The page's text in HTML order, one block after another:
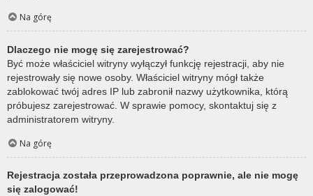
Na górę
Dlaczego nie mogę się zarejestrować?
Być może właściciel witryny wyłączył funkcję rejestracji, aby nie
rejestrowały się nowe osoby. Właściciel witryny mógł także
zablokować twój adres IP lub zabronił nazwy użytkownika, którą
próbujesz zarejestrować. W sprawie pomocy, skontaktuj się z
administratorem witryny.
Na górę
Rejestracja została przeprowadzona poprawnie, ale nie mogę
się zalogować!